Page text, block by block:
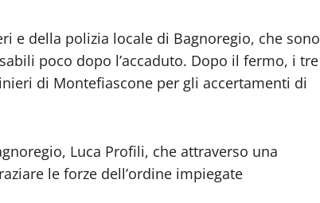
e della polizia locale di Bagnoregio, che sono
poco dopo l’accaduto. Dopo il fermo, i tre
di Montefiascone per gli accertamenti di
Luca Profili, che attraverso una
le forze dell’ordine impiegate